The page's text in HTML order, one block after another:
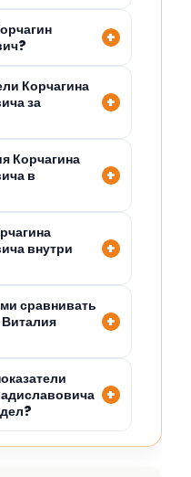
Корчагина
за
Корчагина
в
внутри
сравнивать
Виталия